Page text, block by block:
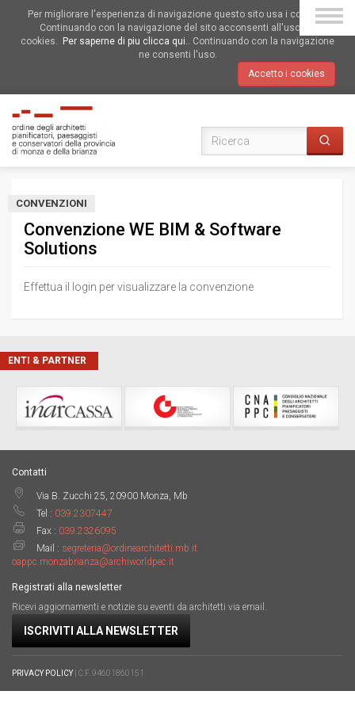
Per migliorare l'esperienza di navigazione questo sito usa i cookies.
Continuando con la navigazione del sito acconsenti all'uso dei
cookies.
Per saperne di piu clicca qui.. Continuando con la navigazione
ne consenti l'uso.
Accetto i cookies
CONVENZIONI
Convenzione WE BIM & Software
Solutions
Effettua il login per visualizzare la convenzione
ENTI & PARTNER
Contatti
Via B. Zucchi 25, 20900 Monza, Mb
Tel : 039.2307447
Fax : 039.2326095
Mail : segreteria@ordinearchitetti.mb.it
oappc.monzabrianza@archiworldpec.it
Registrati alla newsletter
Ricevi aggiornamenti e notizie su eventi da architetti via email.
ISCRIVITI ALLA NEWSLETTER
PRIVACY POLICY| C.F. 94601860151